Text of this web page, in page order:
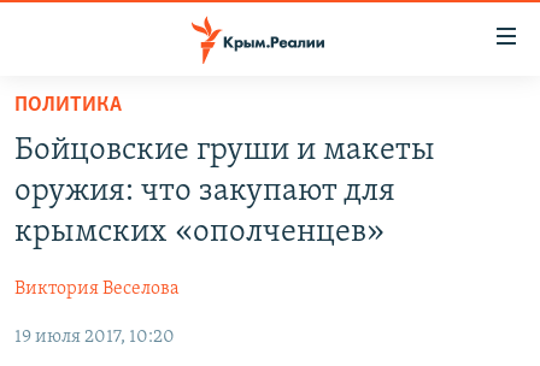
Вернуться
основному
содержанию
Вернутся
главной
навигации
Вернутся
СПЕЦПРОЕКТЫ
11 ЛЕТ ОККУПАЦИИ КРЫМА. 11 ИСТОРИЙ СОПРОТИВЛЕНИЯ
ВОДА
ЕЩЕ
ИНТЕРАКТИВ
РАДІО СВОБОДА
ПОЛИТИКА
Бойцовские груши и макеты
оружия: что закупают для
крымских «ополченцев»
Виктория Веселова
19 июля 2017, 10:20